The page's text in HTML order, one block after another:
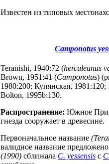
Известен из типовых
Camponotus
Teranishi, 1940:72 (herculeanus
Brown, 1951:41 (Camponotus)
1980:200; Купянская,
Bolton, 1995b:130.
Распространение: Южное
гнезда сооружает в древесине.
Первоначальное название
валидное название
(1990) сближала C. yessensis с